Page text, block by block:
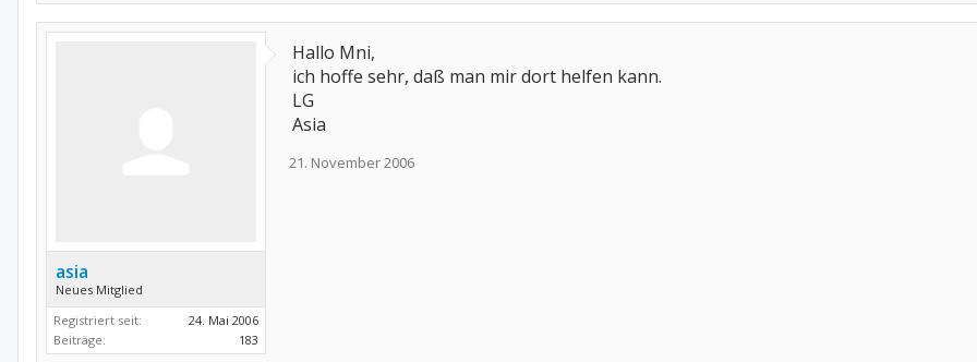
asia
Neues Mitglied
Registriert seit:
24. Mai 2006
Beiträge:
183
Hallo Mni,
ich hoffe sehr, daß man mir dort helfen kann.
LG
Asia
21. November 2006